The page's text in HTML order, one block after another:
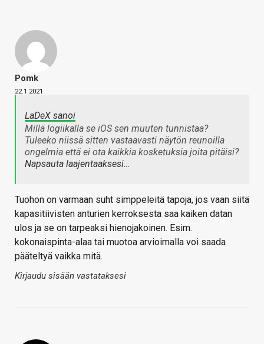
Pomk
22.1.2021
LaDeX sanoi
Millä logiikalla se iOS sen muuten tunnistaa?
Tuleeko niissä sitten vastaavasti näytön reunoilla
ongelmia että ei ota kaikkia kosketuksia joita pitäisi?
Napsauta laajentaaksesi…
Tuohon on varmaan suht simppeleitä tapoja, jos vaan siitä
kapasitiivisten anturien kerroksesta saa kaiken datan
ulos ja se on tarpeaksi hienojakoinen. Esim.
kokonaispinta-alaa tai muotoa arvioimalla voi saada
pääteltyä vaikka mitä.
Kirjaudu sisään vastataksesi